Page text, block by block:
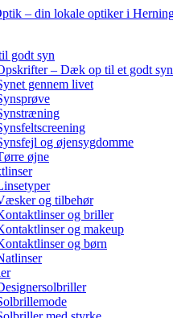
godt syn
– Dæk op til et godt syn
gennem livet
og øjensygdomme
øjne
og tilbehør
og briller
og makeup
og børn